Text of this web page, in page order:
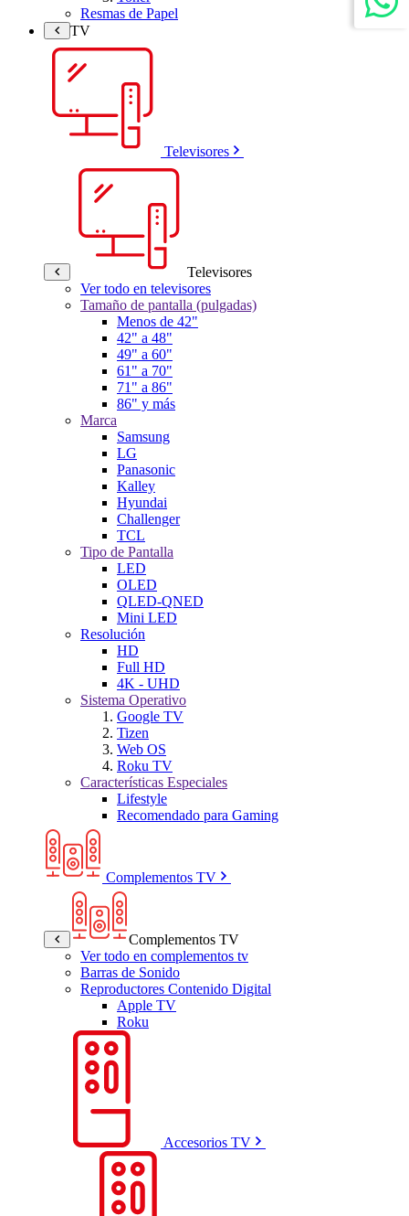
Resmas de Papel
TV
Televisores
Televisores
Ver todo en televisores
Tamaño de pantalla (pulgadas)
Menos de 42"
42" a 48"
49" a 60"
61" a 70"
71" a 86"
86" y más
Marca
Samsung
LG
Panasonic
Kalley
Hyundai
Challenger
TCL
Tipo de Pantalla
LED
OLED
QLED-QNED
Mini LED
Resolución
HD
Full HD
4K - UHD
Sistema Operativo
Google TV
Tizen
Web OS
Roku TV
Características Especiales
Lifestyle
Recomendado para Gaming
Complementos TV
Complementos TV
Ver todo en complementos tv
Barras de Sonido
Reproductores Contenido Digital
Apple TV
Roku
Accesorios TV